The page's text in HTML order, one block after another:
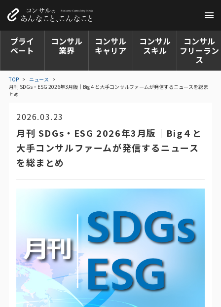
プライ
ベート
コンサル
業界
コンサル
キャリア
コンサル
スキル
コンサル
フリーラン
ス
TOP > ニュース >
月刊 SDGs・ESG 2026年3月版｜Big４と大手コンサルファームが発信するニュースを総ま
とめ
2026.03.23
月刊 SDGs・ESG 2026年3月版｜Big４と
大手コンサルファームが発信するニュース
を総まとめ